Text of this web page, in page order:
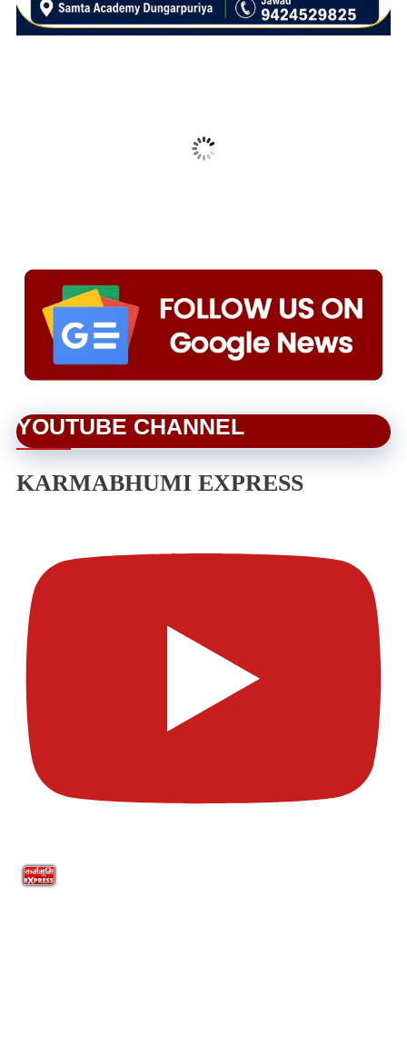
YOUTUBE CHANNEL
KARMABHUMI EXPRESS